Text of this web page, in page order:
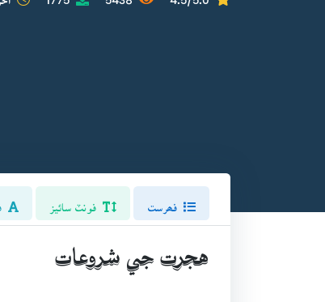
فونٽ سائيز
هجرت جي شروعات